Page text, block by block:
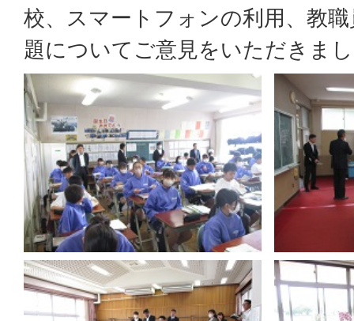
校、スマートフォンの利用、教
題についてご意見をいただきま